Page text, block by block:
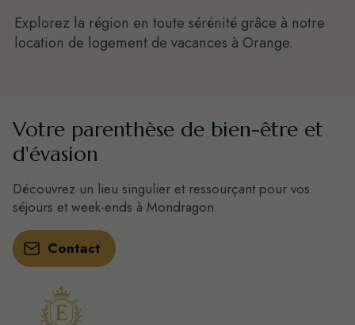
Explorez la région en toute sérénité grâce à notre
location de logement de vacances à Orange.
Votre parenthèse de bien-être et
d'évasion
Découvrez un lieu singulier et ressourçant pour vos
séjours et week-ends à Mondragon.
Contact